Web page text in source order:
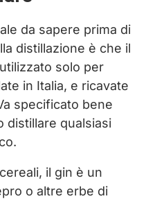
e dettagli nel
da sapere prima di
distillazione è che il
solo per
in Italia, e ricavate
specificato bene
distillare qualsiasi
il gin è un
o altre erbe di